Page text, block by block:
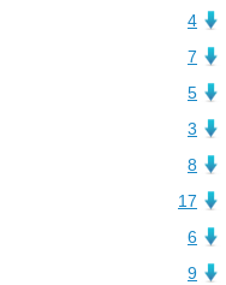
4
7
5
3
8
17
6
9